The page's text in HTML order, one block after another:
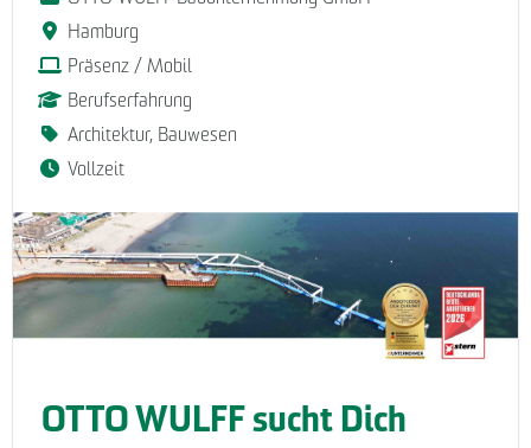
Hamburg
Präsenz / Mobil
Berufserfahrung
Architektur, Bauwesen
Vollzeit
OTTO WULFF sucht Dich